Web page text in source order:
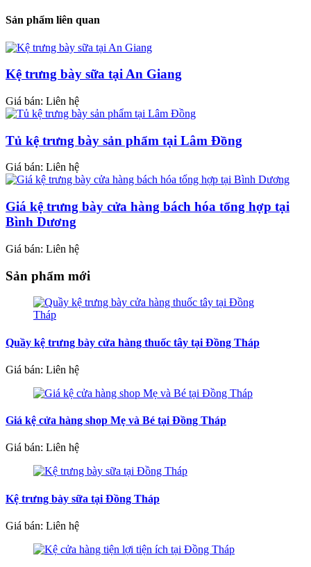
Sản phẩm liên quan
Kệ trưng bày sữa tại An Giang
Giá bán: Liên hệ
Tủ kệ trưng bày sản phẩm tại Lâm Đồng
Giá bán: Liên hệ
Giá kệ trưng bày cửa hàng bách hóa tổng hợp tại
Bình Dương
Giá bán: Liên hệ
Sản phẩm mới
Quầy kệ trưng bày cửa hàng thuốc tây tại Đồng Tháp
Giá bán: Liên hệ
Giá kệ cửa hàng shop Mẹ và Bé tại Đồng Tháp
Giá bán: Liên hệ
Kệ trưng bày sữa tại Đồng Tháp
Giá bán: Liên hệ